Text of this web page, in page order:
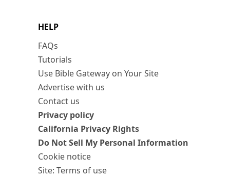
HELP
FAQs
Tutorials
Use Bible Gateway on Your Site
Advertise with us
Contact us
Privacy policy
California Privacy Rights
Do Not Sell My Personal Information
Cookie notice
Site: Terms of use